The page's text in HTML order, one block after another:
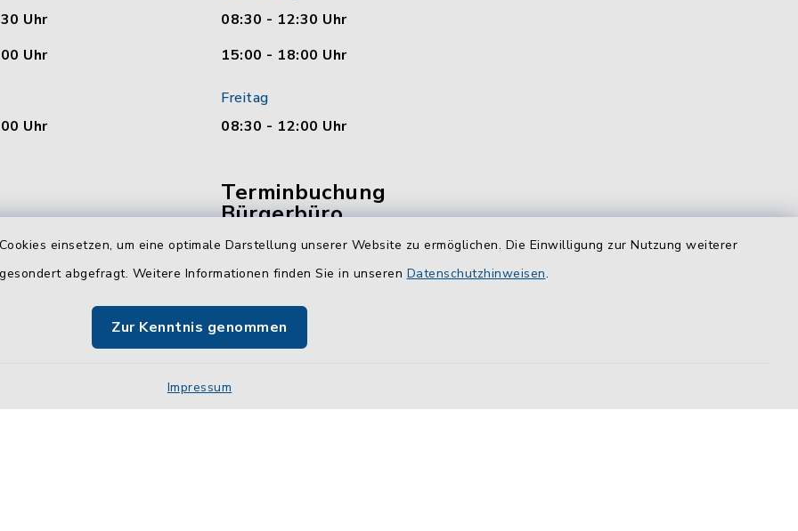
einsetzen, um eine optimale Darstellung unserer Website zu ermöglichen. Die Einwilligung zur Nutzung weiterer
abgefragt. Weitere Informationen finden Sie in unseren Datenschutzhinweisen.
Zur Kenntnis genommen
Impressum
Uhr
Uhr
Uhr
08:30 - 12:30 Uhr
15:00 - 18:00 Uhr
Freitag
08:30 - 12:00 Uhr
Terminbuchung
Bürgerbüro
Vereinbaren Sie hier bequem
online Ihren Termin für das
Jetzt Termin buchen